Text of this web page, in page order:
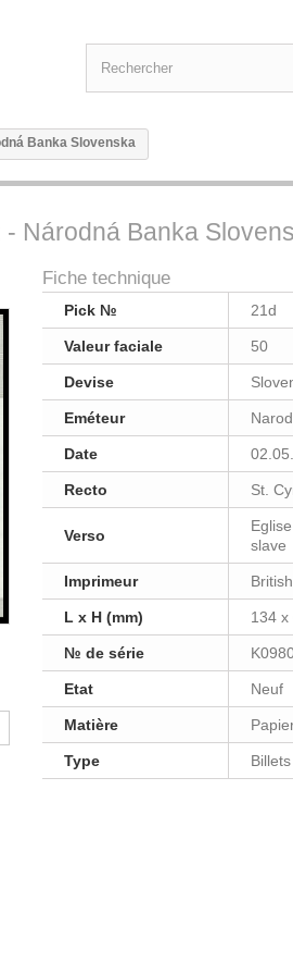
Banka Slovenska
Národná Banka
Fiche technique
Pick № 21d
Valeur faciale 50
Devise
Eméteur
Date
Recto St.
Verso
slave
Imprimeur
L x H (mm) 134 x
№ de série
Etat Neuf
Matière
Type